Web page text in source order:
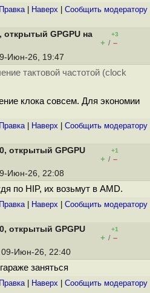
Правка| Наверх Cообщить модератору
открытый GPGPU на
+3
+ / –
Июн-26, 19:47
тактовой частотой (clock
клока совсем. Для экономии
Правка| Наверх Cообщить модератору
открытый GPGPU
+1
+ / –
Июн-26, 22:08
по HIP, их возьмут в AMD.
Правка| Наверх Cообщить модератору
открытый GPGPU
+1
+ / –
09-Июн-26, 22:40
заняться
Правка| Наверх Cообщить модератору